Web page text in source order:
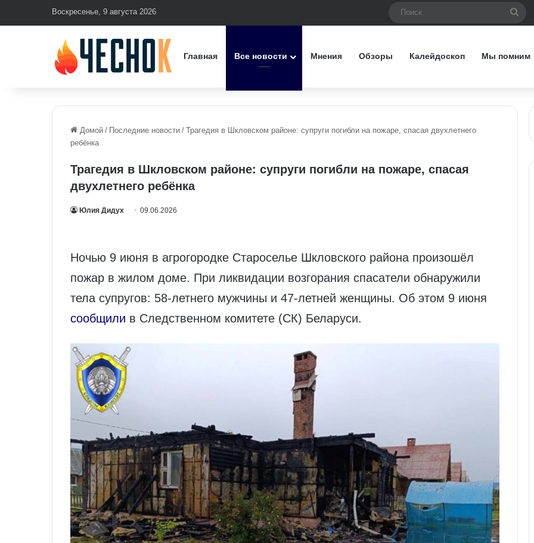
Воскресенье, 9 августа 2026
Главная Все новости Мнения Обзоры Калейдоскоп Мы помним
Домой / Последние новости / Трагедия в Шкловском районе: супруги погибли на пожаре, спасая двухлетнего
ребёнка
Трагедия в Шкловском районе: супруги погибли на пожаре, спасая
двухлетнего ребёнка
Юлия Дидух 09.06.2026
Ночью 9 июня в агрогородке Староселье Шкловского района произошёл
пожар в жилом доме. При ликвидации возгорания спасатели обнаружили
тела супругов: 58‑летнего мужчины и 47‑летней женщины. Об этом 9 июня
сообщили в Следственном комитете (СК) Беларуси.